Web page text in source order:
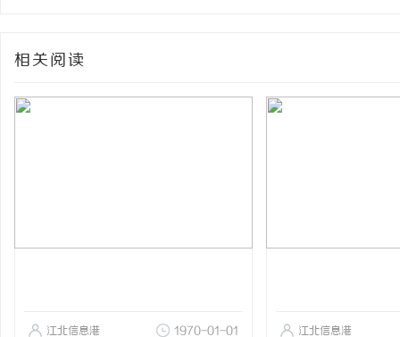
相关阅读
江北信息港 1970-01-01 江北信息港